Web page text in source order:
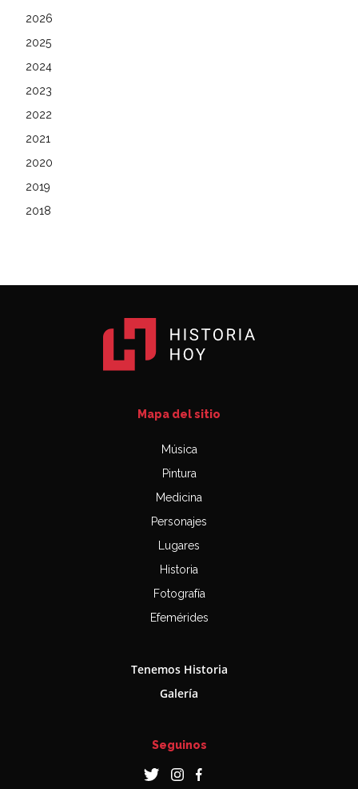
2026
2025
2024
2023
2022
2021
2020
2019
2018
Mapa del sitio
Música
Pintura
Medicina
Personajes
Lugares
Historia
Fotografía
Efemérides
Tenemos Historia
Galería
Seguinos